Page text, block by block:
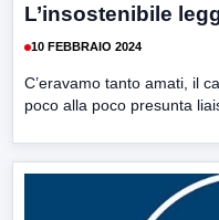
L’insostenibile
10 FEBBRAIO 2024
C’eravamo tanto amati, il
poco alla poco presunta